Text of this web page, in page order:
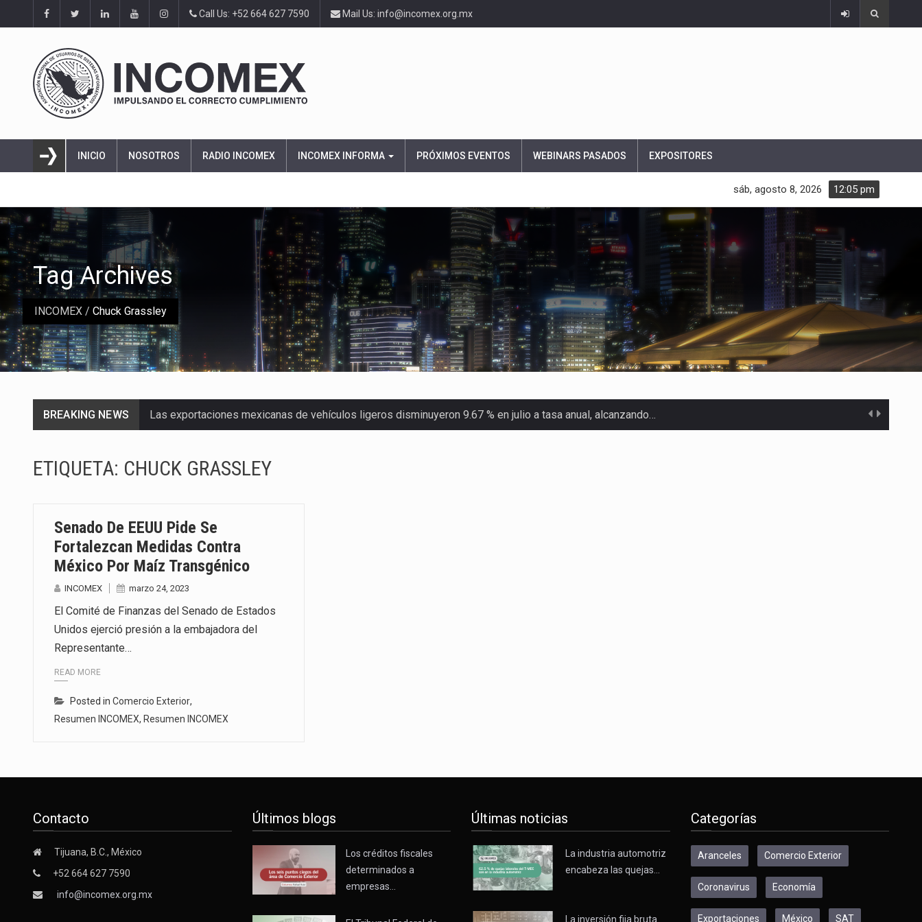
Call Us: +52 664 627 7590 Mail Us: info@incomex.org.mx
INICIO NOSOTROS RADIO INCOMEX INCOMEX INFORMA PRÓXIMOS EVENTOS WEBINARS PASADOS EXPOSITORES
12:05 pm
sáb, agosto 8, 2026
INCOMEX / Chuck Grassley
Tag Archives
BREAKING NEWS Las exportaciones mexicanas de vehículos ligeros disminuyeron 9.67 % en julio a tasa anual, alcanzando…
La Coalition for a Prosperous America (CPA) solicitó al gobierno de Estados Unidos mantener e…
Ante la suspensión temporal de las inspecciones sanitarias del Departamento de Agricultura de Estados Unidos…
Los créditos fiscales determinados a empresas IMMEX rara vez nacen de una interpretación equivocada de…
La industria automotriz mexicana concentra más de la mitad de las quejas bajo el Mecanismo…
La inversión fija bruta en México registró un aumento de 1.1% interanual en mayo de…
El Departamento de Agricultura de Estados Unidos (USDA) suspendió el 5 de agosto de 2026…
ETIQUETA: CHUCK GRASSLEY
Senado De EEUU Pide Se
Fortalezcan Medidas Contra
México Por Maíz Transgénico
INCOMEX marzo 24, 2023
El Comité de Finanzas del Senado de Estados
Unidos ejerció presión a la embajadora del
Representante…
READ MORE
Posted in Comercio Exterior,
Resumen INCOMEX, Resumen INCOMEX
Contacto
Tijuana, B.C., México
+52 664 627 7590
info@incomex.org.mx
Últimos blogs
Los créditos fiscales
determinados a
empresas…
Últimas noticias
La industria automotriz
encabeza las quejas…
La inversión fija bruta
Categorías
Aranceles Comercio Exterior
Coronavirus Economía
Exportaciones México SAT